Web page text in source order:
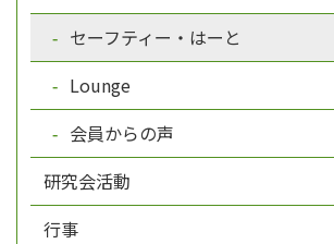
セーフティー・はーと
Lounge
会員からの声
研究会活動
行事